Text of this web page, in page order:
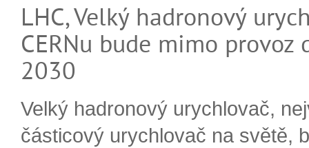
LHC, Velký hadronový
CERNu bude mimo provoz
2030
Velký hadronový urychlovač,
částicový urychlovač na světě,